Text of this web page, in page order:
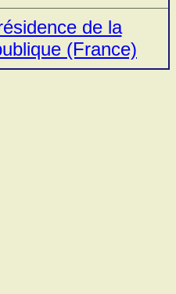
de la
(France)